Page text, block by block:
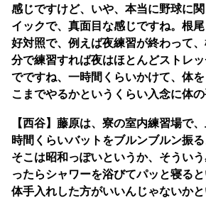
感じですけど、いや、本当に野球に
イックで、真面目な感じですね。根
好対照で、例えば夜練習が終わって
分で練習すれば夜はほとんどストレ
でですね、一時間くらいかけて、体
こまでやるかというくらい入念に体の
【西谷】藤原は、寮の室内練習場で
時間くらいバットをブルンブルン振
そこは昭和っぽいというか、そうい
ったらシャワーを浴びてパッと寝る
体手入れした方がいいんじゃないか